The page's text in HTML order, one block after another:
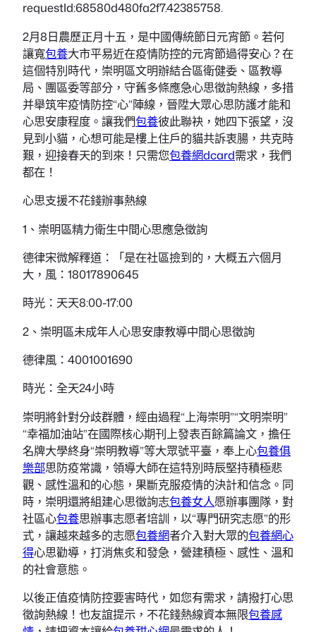
requestId:68580d480fa2f7.42385758.
2月8日農歷正月十五，是中國傳統節日元宵節。若何
讓寬包養大市平易近在疫情防控的元宵節過得安心？在
這個特別時代，崇明區文明辦結合區衛健委、區教導
局、團區委等部分，守舊多條應急心思徵詢熱線，多措
并舉筑牢疫情防控“心”陣線，晉陞大眾心思防護才能和
心思安康程度。讓我們包養彼此聯袂，她四下張望，沒
見到小貓，心想可能是樓上住戶的貓共訴衷腸，共克時
艱，迎接春天的到來！只需您包養網dcard需求，我們
都在！
心思支援不花錢辦事熱線
1、崇明區精力衛生中間心思應急徵詢
德律宋微解釋道：「是在社區撿到的，大概五六個月
大，風：18017890645
時光：天天8:00-17:00
2、崇明區未成年人心思安康教導中間心思徵詢
德律風：4001001690
時光：全天24小時
崇明將針對分歧群體，經由過程“上海崇明”“文明崇明”
“幸福加油站”在國際核心期刊上發表百餘篇論文，擔任
名牌大學終身“崇明教導”等大眾號平臺，奉上心包養俱
樂部思防疫常識，領導大師在這特別時辰堅持積極悲
觀、感性溫和的心態，果斷克服疫情的決計和信念。同
時，崇明還將組建心思徵詢志包養女人愿辦事團隊，對
社區心包養思辦事志愿者培訓，以“專門研究志愿”的形
式，讓越來越多的志愿包養網者介入對大眾的包養網心
得心思勸導，打消焦炙和發急，營建積極、感性、溫和
的社會意態。
以後正值疫情防控要害時代，如您有需求，請撥打心思
徵詢熱線！也友誼提示，不花錢熱線資本無限包養感